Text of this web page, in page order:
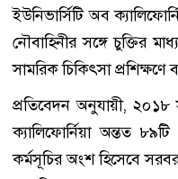
ইউনিভার্সিটি অব
নৌবাহিনীর সঙ্গে চুক্তির
সামরিক চিকিৎসা
প্রতিবেদন অনুযায়ী, ২০১৮
ক্যালিফোর্নিয়া অন্তত
কর্মসূচির অংশ হিসেবে